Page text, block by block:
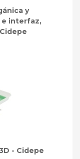
y
e interfaz,
- Cidepe